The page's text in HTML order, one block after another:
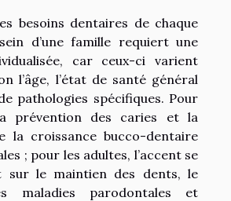
besoins dentaires de chaque
d’une famille requiert une
car ceux-ci varient
l’âge, l’état de santé général
pathologies spécifiques. Pour
prévention des caries et la
la croissance bucco-dentaire
; pour les adultes, l’accent se
sur le maintien des dents, le
maladies parodontales et